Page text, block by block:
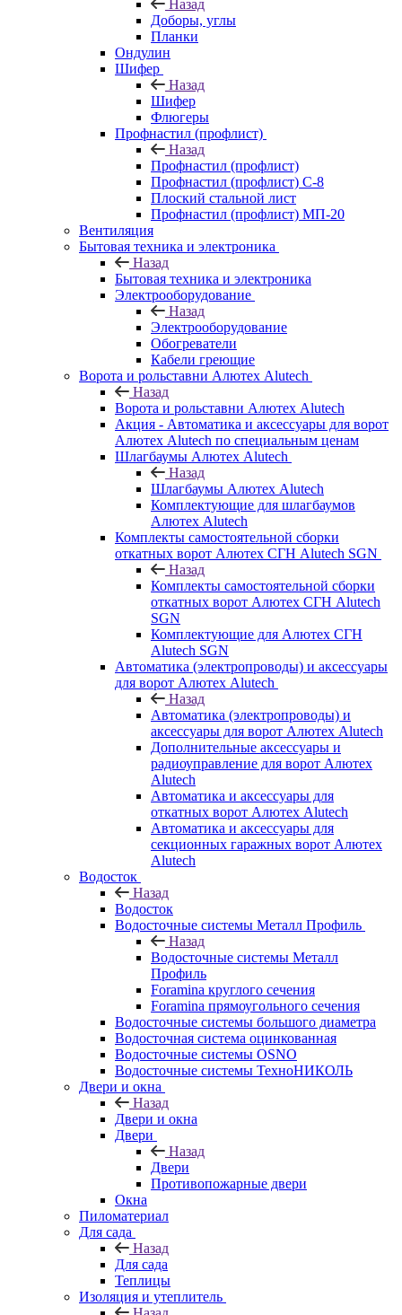
Назад
Доборы, углы
Планки
Ондулин
Шифер
Назад
Шифер
Флюгеры
Профнастил (профлист)
Назад
Профнастил (профлист)
Профнастил (профлист) С-8
Плоский стальной лист
Профнастил (профлист) МП-20
Вентиляция
Бытовая техника и электроника
Назад
Бытовая техника и электроника
Электрооборудование
Назад
Электрооборудование
Обогреватели
Кабели греющие
Ворота и рольставни Алютех Alutech
Назад
Ворота и рольставни Алютех Alutech
Акция - Автоматика и аксессуары для ворот
Алютех Alutech по специальным ценам
Шлагбаумы Алютех Alutech
Назад
Шлагбаумы Алютех Alutech
Комплектующие для шлагбаумов
Алютех Alutech
Комплекты самостоятельной сборки
откатных ворот Алютех СГН Alutech SGN
Назад
Комплекты самостоятельной сборки
откатных ворот Алютех СГН Alutech
SGN
Комплектующие для Алютех СГН
Alutech SGN
Автоматика (электропроводы) и аксессуары
для ворот Алютех Alutech
Назад
Автоматика (электропроводы) и
аксессуары для ворот Алютех Alutech
Дополнительные аксессуары и
радиоуправление для ворот Алютех
Alutech
Автоматика и аксессуары для
откатных ворот Алютех Alutech
Автоматика и аксессуары для
секционных гаражных ворот Алютех
Alutech
Водосток
Назад
Водосток
Водосточные системы Металл Профиль
Назад
Водосточные системы Металл
Профиль
Foramina круглого сечения
Foramina прямоугольного сечения
Водосточные системы большого диаметра
Водосточная система оцинкованная
Водосточные системы OSNO
Водосточные системы ТехноНИКОЛЬ
Двери и окна
Назад
Двери и окна
Двери
Назад
Двери
Противопожарные двери
Окна
Пиломатериал
Для сада
Назад
Для сада
Теплицы
Изоляция и утеплитель